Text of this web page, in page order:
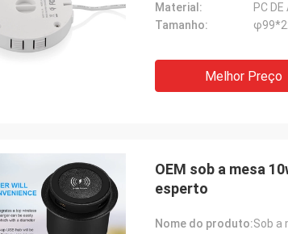
Material:
PC
Tamanho:
Melhor Preço
OEM sob a mesa
esperto
Nome do produto:Sob a